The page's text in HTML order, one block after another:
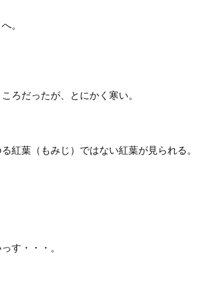
。
ろだったが、とにかく寒い。
紅葉（もみじ）ではない紅葉が見られる。
す・・・。